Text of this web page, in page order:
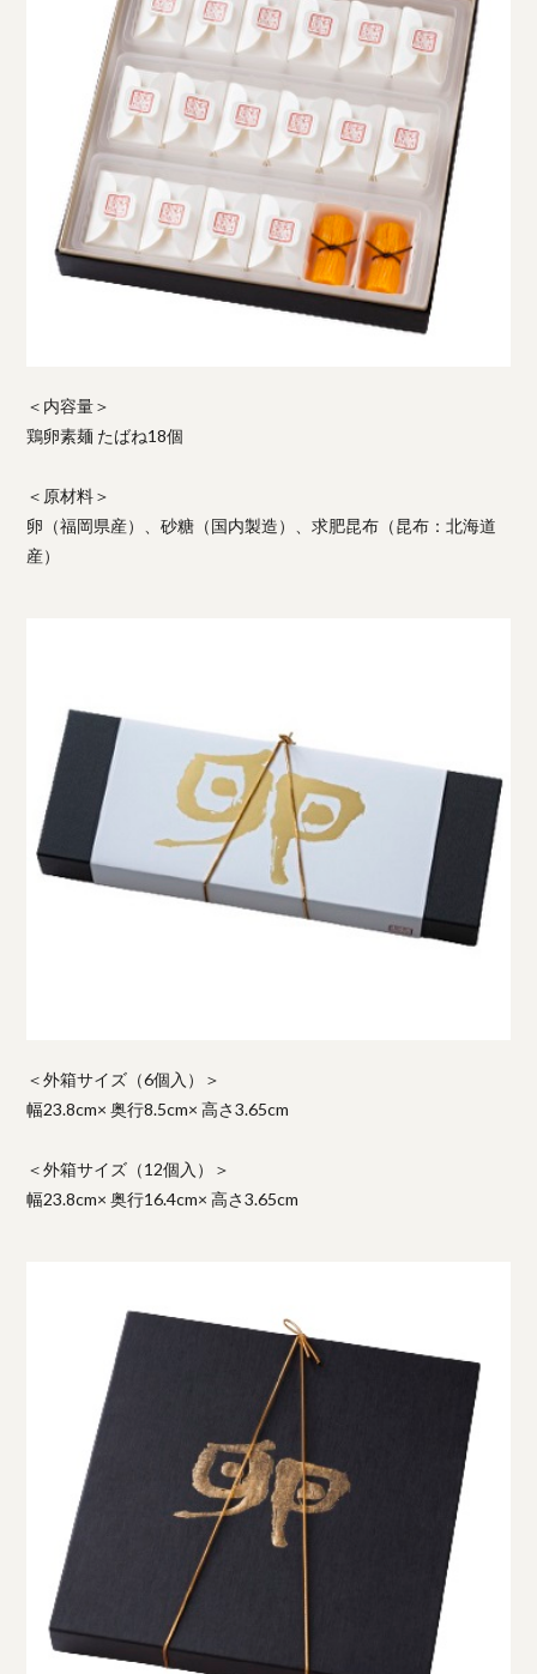
＜内容量＞
鶏卵素麺 たばね18個
＜原材料＞
卵（福岡県産）、砂糖（国内製造）、求肥昆布（昆布：北海道
産）
＜外箱サイズ（6個入）＞
幅23.8cm× 奥行8.5cm× 高さ3.65cm
＜外箱サイズ（12個入）＞
幅23.8cm× 奥行16.4cm× 高さ3.65cm